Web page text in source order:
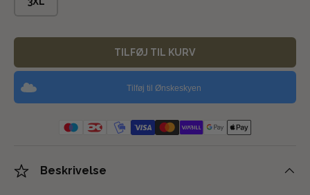
TILFØJ TIL KURV
Tilføj til Ønskeskyen
Beskrivelse